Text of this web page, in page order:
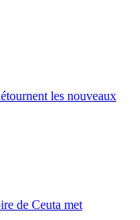
les nouveaux
de Ceuta met